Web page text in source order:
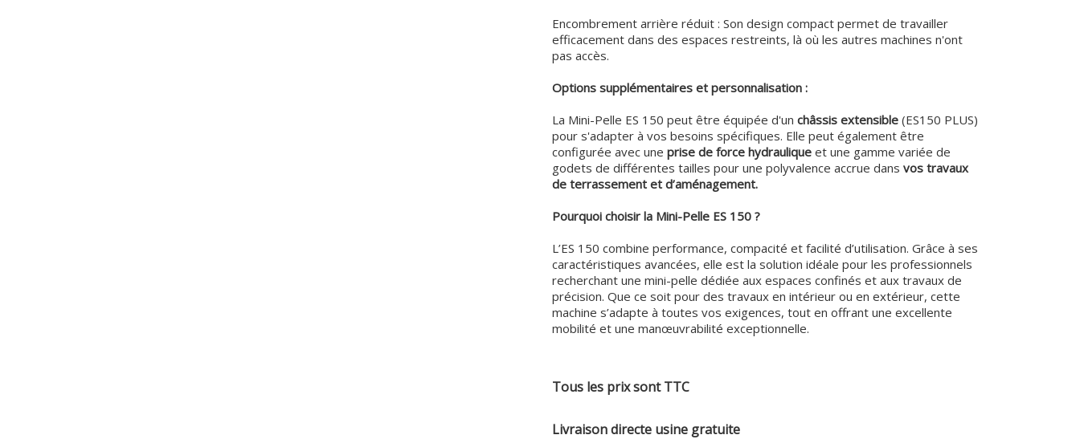
Encombrement arrière réduit : Son design compact permet de travailler
efficacement dans des espaces restreints, là où les autres machines n'ont
pas accès.
Options supplémentaires et personnalisation :
La Mini-Pelle ES 150 peut être équipée d'un châssis extensible (ES150 PLUS)
pour s'adapter à vos besoins spécifiques. Elle peut également être
configurée avec une prise de force hydraulique et une gamme variée de
godets de différentes tailles pour une polyvalence accrue dans vos travaux
de terrassement et d’aménagement.
Pourquoi choisir la Mini-Pelle ES 150 ?
L’ES 150 combine performance, compacité et facilité d’utilisation. Grâce à ses
caractéristiques avancées, elle est la solution idéale pour les professionnels
recherchant une mini-pelle dédiée aux espaces confinés et aux travaux de
précision. Que ce soit pour des travaux en intérieur ou en extérieur, cette
machine s’adapte à toutes vos exigences, tout en offrant une excellente
mobilité et une manœuvrabilité exceptionnelle.
Tous les prix sont TTC
Livraison directe usine gratuite